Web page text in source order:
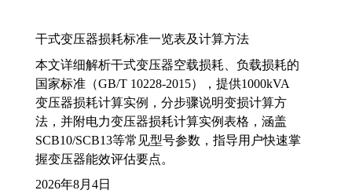
干式变压器损耗标准一览表及计算方法
本文详细解析干式变压器空载损耗、负载损耗的
国家标准（GB/T 10228-2015），提供1000kVA
变压器损耗计算实例，分步骤说明变损计算方
法，并附电力变压器损耗计算实例表格，涵盖
SCB10/SCB13等常见型号参数，指导用户快速掌
握变压器能效评估要点。
2026年8月4日